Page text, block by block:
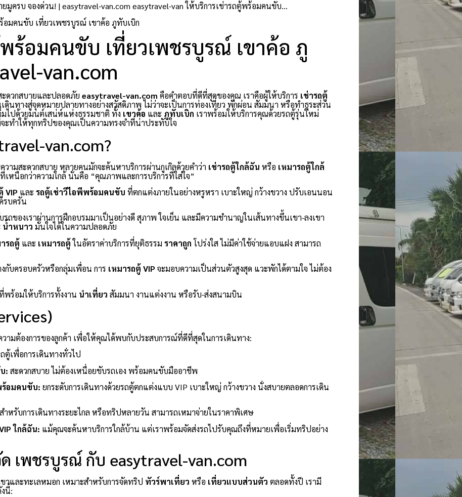
มูครบ จองด่วน! | easytravel-van.com easytravel-van ให้บริการเช่ารถตู้พร้อมคนขับ…
อมคนขับ เที่ยวเพชรบูรณ์ เขาค้อ ภูทับเบิก
พร้อมคนขับ เที่ยวเพชรบูรณ์ เขาค้อ ภู
van.com
ดวกสบายและปลอดภัย easytravel-van.com คือคำตอบที่ดีที่สุดของคุณ เราคือผู้ให้บริการ เช่ารถตู้
นทางสู่จุดหมายปลายทางอย่างสวัสดิภาพ ไม่ว่าจะเป็นการท่องเที่ยว พักผ่อน สัมมนา หรือทำธุระส่วน
มไปด้วยมนต์เสน่ห์แห่งธรรมชาติ ทั้ง เขาค้อ และ ภูทับเบิก เราพร้อมให้บริการคุณด้วยรถตู้รุ่นใหม่
ะทำให้ทุกทริปของคุณเป็นความทรงจำที่น่าประทับใจ
van.com?
มสะดวกสบาย หลายคนมักจะค้นหาบริการผ่านกูเกิลด้วยคำว่า เช่ารถตู้ใกล้ฉัน หรือ เหมารถตู้ใกล้
เหนือกว่าความใกล้ นั่นคือ “คุณภาพและการบริการที่ใส่ใจ”
VIP และ รถตู้เช่าวีไอพีพร้อมคนขับ ที่ตกแต่งภายในอย่างหรูหรา เบาะใหญ่ กว้างขวาง ปรับเอนนอน
รบครัน
ถของเราผ่านการฝึกอบรมมาเป็นอย่างดี สุภาพ ใจเย็น และมีความชำนาญในเส้นทางขึ้นเขา-ลงเขา
น้ำหนาว มั่นใจได้ในความปลอดภัย
รถตู้ และ เหมารถตู้ในอัตราค่าบริการที่ยุติธรรม ราคาถูกโปร่งใส ไม่มีค่าใช้จ่ายแอบแฝง สามารถ
กับครอบครัวหรือกลุ่มเพื่อน การ เหมารถตู้ VIP จะมอบความเป็นส่วนตัวสูงสุด แวะพักได้ตามใจ ไม่ต้อง
พร้อมให้บริการทั้งงาน นำเที่ยว สัมมนา งานแต่งงาน หรือรับ-ส่งสนามบิน
ามต้องการของลูกค้า เพื่อให้คุณได้พบกับประสบการณ์ที่ดีที่สุดในการเดินทาง:
ตู้เพื่อการเดินทางทั่วไป
: สะดวกสบาย ไม่ต้องเหนื่อยขับรถเอง พร้อมคนขับมืออาชีพ
ร้อมคนขับ: ยกระดับการเดินทางด้วยรถตู้ตกแต่งแบบ VIP เบาะใหญ่ กว้างขวาง นั่งสบายตลอดการเดิน
สำหรับการเดินทางระยะไกล หรือทริปหลายวัน สามารถเหมาจ่ายในราคาพิเศษ
ใกล้ฉัน: แม้คุณจะค้นหาบริการใกล้บ้าน แต่เราพร้อมจัดส่งรถไปรับคุณถึงที่หมายเพื่อเริ่มทริปอย่าง
ด เพชรบูรณ์ กับ easytravel-van.com
าและทะเลหมอก เหมาะสำหรับการจัดทริป ทัวร์พาเที่ยว หรือ เที่ยวแบบส่วนตัว ตลอดทั้งปี เรามี
นี้: